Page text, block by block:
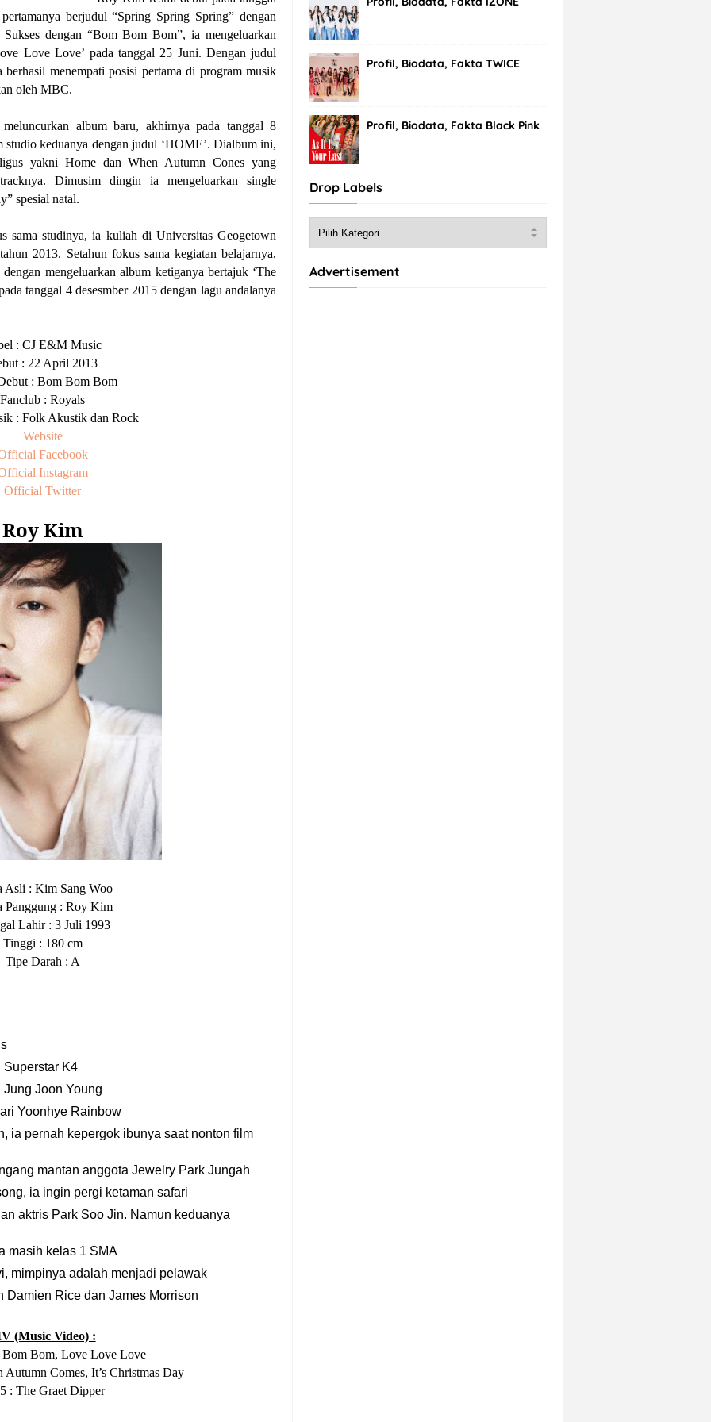
berjudul “Spring Spring Spring” dengan
dengan “Bom Bom Bom”, ia mengeluarkan
Love Love’ pada tanggal 25 Juni. Dengan judul
berhasil menempati posisi pertama di program musik
oleh MBC.
album baru, akhirnya pada tanggal 8
keduanya dengan judul ‘HOME’. Dialbum ini,
yakni Home dan When Autumn Cones yang
Dimusim dingin ia mengeluarkan single
spesial natal.
sama studinya, ia kuliah di Universitas Geogetown
2013. Setahun fokus sama kegiatan belajarnya,
mengeluarkan album ketiganya bertajuk ‘The
tanggal 4 desesmber 2015 dengan lagu andalanya
: CJ E&M Music
: 22 April 2013
: Bom Bom Bom
Fanclub : Royals
: Folk Akustik dan Rock
Website
Facebook
Instagram
Official Twitter
Roy Kim
Asli : Kim Sang Woo
Panggung : Roy Kim
Lahir : 3 Juli 1993
Tinggi : 180 cm
Tipe Darah : A
Superstar K4
Joon Young
Yoonhye Rainbow
ia pernah kepergok ibunya saat nonton film
mantan anggota Jewelry Park Jungah
ia ingin pergi ketaman safari
aktris Park Soo Jin. Namun keduanya
masih kelas 1 SMA
mimpinya adalah menjadi pelawak
Damien Rice dan James Morrison
(Music Video) :
Bom, Love Love Love
Autumn Comes, It’s Christmas Day
: The Graet Dipper
Profil, Biodata, Fakta TWICE
Profil, Biodata, Fakta Black Pink
Drop Labels
Advertisement